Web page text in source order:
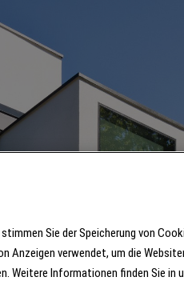
Sie der Speicherung von
Anzeigen verwendet, um die
Weitere Informationen finden Sie in